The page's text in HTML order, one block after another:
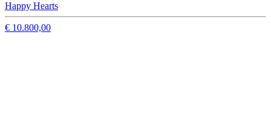
Happy Hearts
€ 10.800,00